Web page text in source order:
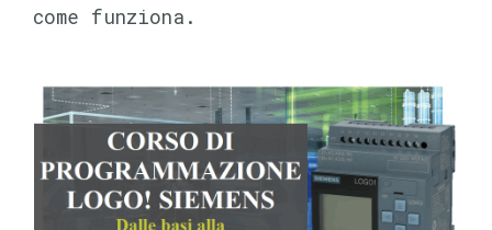
come funziona.